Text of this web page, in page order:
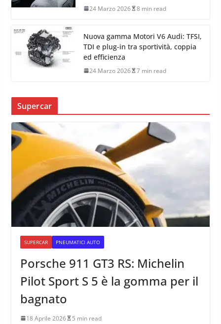
24 Marzo 2026 8 min read
Nuova gamma Motori V6 Audi: TFSI,
TDI e plug-in tra sportività, coppia
ed efficienza
24 Marzo 2026 7 min read
Supercar
SUPERCAR PNEUMATICI AUTO
Porsche 911 GT3 RS: Michelin
Pilot Sport S 5 è la gomma per il
bagnato
18 Aprile 2026 5 min read